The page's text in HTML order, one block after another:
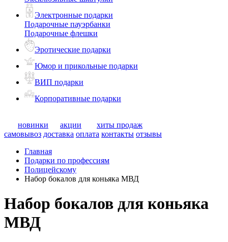
Электронные подарки
Подарочные пауэрбанки
Подарочные флешки
Эротические подарки
Юмор и прикольные подарки
ВИП подарки
Корпоративные подарки
новинки акции
хиты продаж
самовывоз доставка оплата контакты отзывы
Главная
Подарки по профессиям
Полицейскому
Набор бокалов для коньяка МВД
Набор бокалов для коньяка
МВД